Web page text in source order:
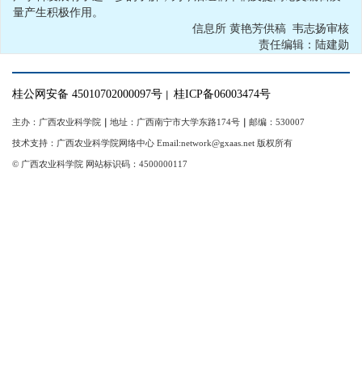
量产生积极作用。
信息所 黄艳芳供稿 韦志扬审核
责任编辑：陆建勋
桂公网安备 45010702000097号 ｜ 桂ICP备06003474号
主办：广西农业科学院 ｜ 地址：广西南宁市大学东路174号 ｜ 邮编：530007
技术支持：广西农业科学院网络中心 Email:network@gxaas.net 版权所有
© 广西农业科学院 网站标识码：4500000117